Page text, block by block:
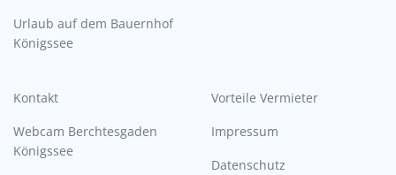
Urlaub auf dem Bauernhof
Königssee
Kontakt
Webcam Berchtesgaden
Königssee
Vorteile Vermieter
Impressum
Datenschutz